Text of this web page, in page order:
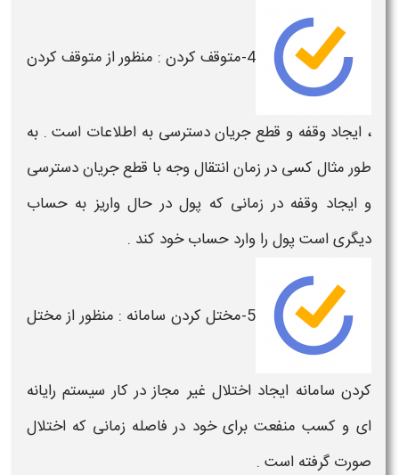
4-متوقف کردن : منظور از متوقف کردن
، ایجاد وقفه و قطع جریان دسترسی به اطلاعات است . به
طور مثال کسی در زمان انتقال وجه با قطع جریان دسترسی
و ایجاد وقفه در زمانی که پول در حال واریز به حساب
دیگری است پول را وارد حساب خود کند .
5-مختل کردن سامانه : منظور از مختل
کردن سامانه ایجاد اختلال غیر مجاز در کار سیستم رایانه
ای و کسب منفعت برای خود در فاصله زمانی که اختلال
صورت گرفته است .